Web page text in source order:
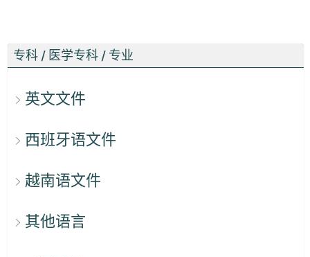
专科 / 医学专科 / 专业
英文文件
西班牙语文件
越南语文件
其他语言